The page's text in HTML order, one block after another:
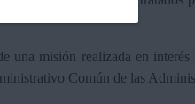
una misión realizada en
Común de las